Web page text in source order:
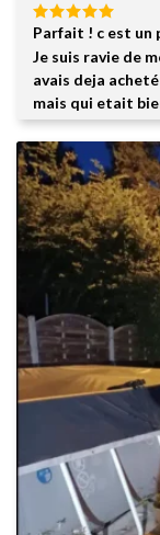
Note5 sur
5
Parfait ! c est un
Je suis ravie de
avais deja
mais qui etait